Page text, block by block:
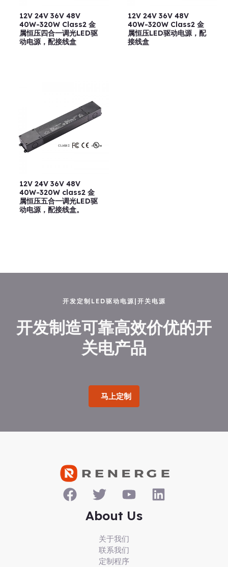
12V 24V 36V 48V
40W-320W Class2 金
属恒压四合一调光LED驱
动电源，配接线盒
12V 24V 36V 48V
40W-320W Class2 金
属恒压LED驱动电源，配
接线盒
12V 24V 36V 48V
40W-320W class2 金
属恒压五合一调光LED驱
动电源，配接线盒。
开发定制LED驱动电源|开关电源
开发制造可靠高效价优的开
关电产品
马上定制
About Us
关于我们
联系我们
定制程序